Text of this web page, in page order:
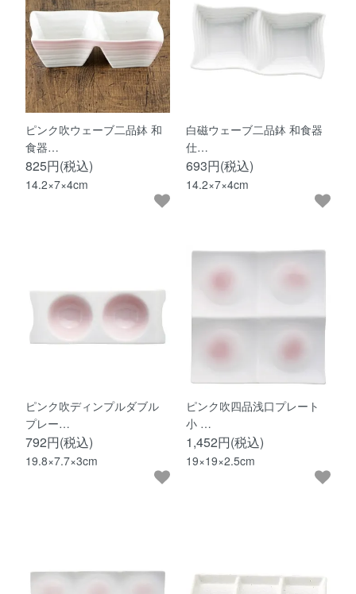
ピンク吹ウェーブ二品鉢 和
食器…
825円(税込)
14.2×7×4cm
白磁ウェーブ二品鉢 和食器
仕…
693円(税込)
14.2×7×4cm
ピンク吹ディンプルダブル
プレー…
792円(税込)
19.8×7.7×3cm
ピンク吹四品浅口プレート
小 …
1,452円(税込)
19×19×2.5cm